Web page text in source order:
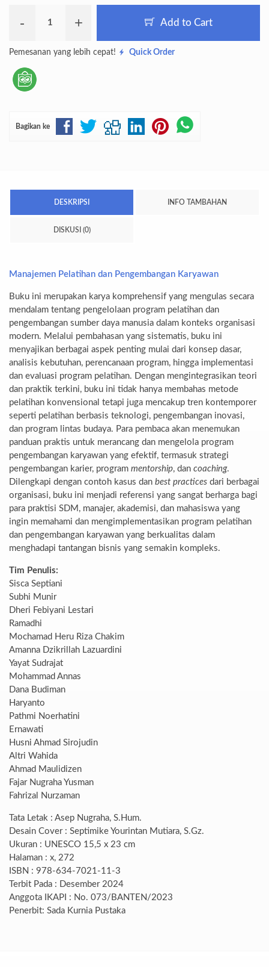
- + Add to Cart
Pemesanan yang lebih cepat! Quick Order
Bagikan ke
DESKRIPSI INFO TAMBAHAN
DISKUSI (0)
Manajemen Pelatihan dan Pengembangan Karyawan
Buku ini merupakan karya komprehensif yang mengulas secara
mendalam tentang pengelolaan program pelatihan dan
pengembangan sumber daya manusia dalam konteks organisasi
modern. Melalui pembahasan yang sistematis, buku ini
menyajikan berbagai aspek penting mulai dari konsep dasar,
analisis kebutuhan, perencanaan program, hingga implementasi
dan evaluasi program pelatihan. Dengan mengintegrasikan teori
dan praktik terkini, buku ini tidak hanya membahas metode
pelatihan konvensional tetapi juga mencakup tren kontemporer
seperti pelatihan berbasis teknologi, pengembangan inovasi,
dan program lintas budaya. Para pembaca akan menemukan
panduan praktis untuk merancang dan mengelola program
pengembangan karyawan yang efektif, termasuk strategi
pengembangan karier, program mentorship, dan coaching.
Dilengkapi dengan contoh kasus dan best practices dari berbagai
organisasi, buku ini menjadi referensi yang sangat berharga bagi
para praktisi SDM, manajer, akademisi, dan mahasiswa yang
ingin memahami dan mengimplementasikan program pelatihan
dan pengembangan karyawan yang berkualitas dalam
menghadapi tantangan bisnis yang semakin kompleks.
Tim Penulis:
Sisca Septiani
Subhi Munir
Dheri Febiyani Lestari
Ramadhi
Mochamad Heru Riza Chakim
Amanna Dzikrillah Lazuardini
Yayat Sudrajat
Mohammad Annas
Dana Budiman
Haryanto
Pathmi Noerhatini
Ernawati
Husni Ahmad Sirojudin
Altri Wahida
Ahmad Maulidizen
Fajar Nugraha Yusman
Fahrizal Nurzaman
Tata Letak : Asep Nugraha, S.Hum.
Desain Cover : Septimike Yourintan Mutiara, S.Gz.
Ukuran : UNESCO 15,5 x 23 cm
Halaman : x, 272
ISBN : 978-634-7021-11-3
Terbit Pada : Desember 2024
Anggota IKAPI : No. 073/BANTEN/2023
Penerbit: Sada Kurnia Pustaka